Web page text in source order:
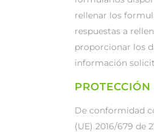
rellenar los
respuestas a
proporcionar los
información
De conformidad
(UE) 2016/679 de